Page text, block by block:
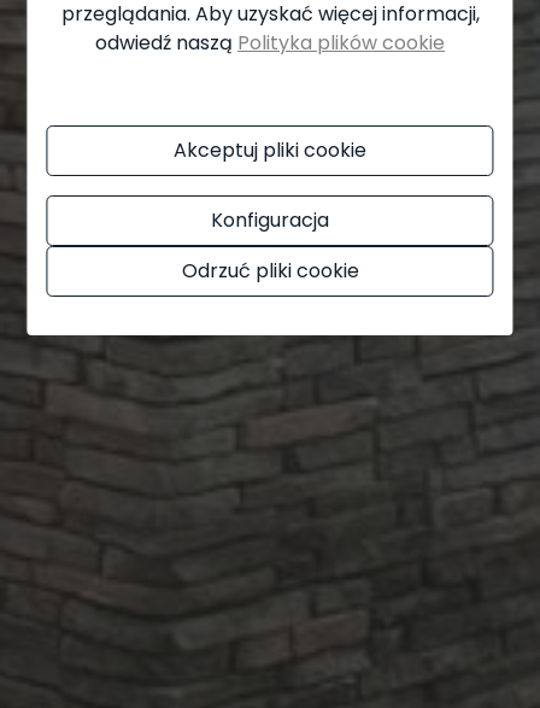
przeglądania. Aby uzyskać więcej informacji,
odwiedź naszą Polityka plików cookie
Akceptuj pliki cookie
Konfiguracja
Odrzuć pliki cookie